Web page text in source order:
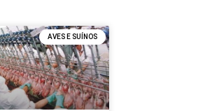
AVES E SUÍNOS